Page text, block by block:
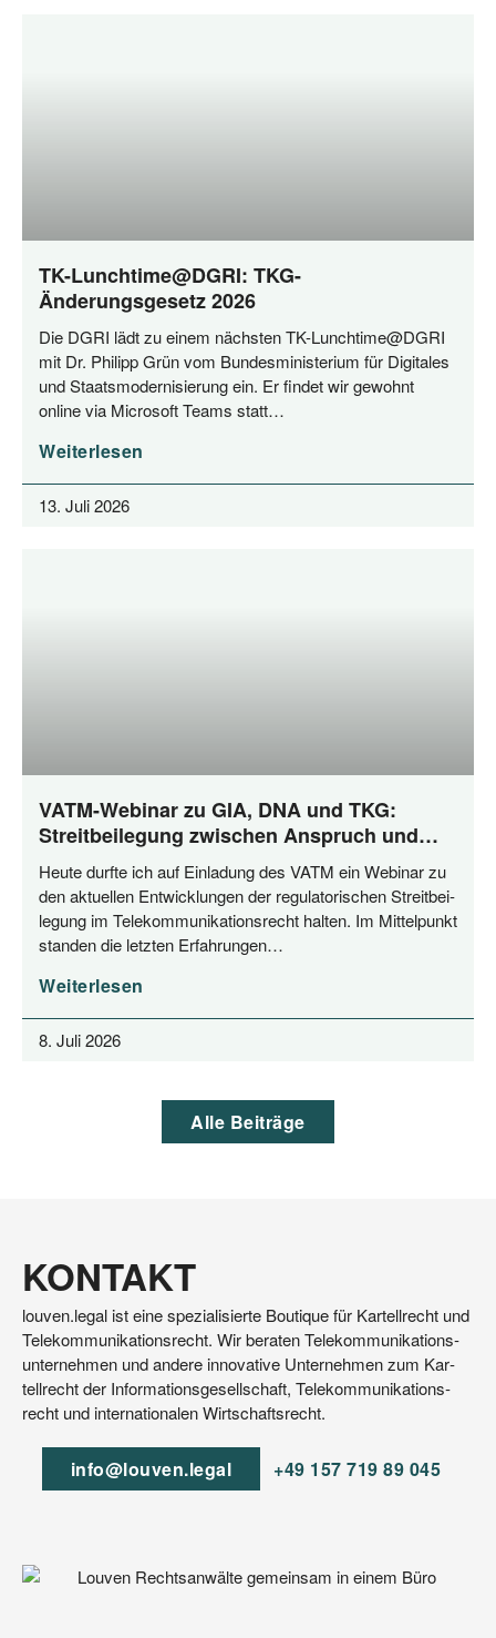
TK-Lunchtime@DGRI: TKG-
Änderungsgesetz 2026
Die DGRI lädt zu einem nächs­ten TK-Lunchtime@DGRI
mit Dr. Phil­ipp Grün vom Bun­des­mi­nis­te­ri­um für Digi­ta­les
und Staats­mo­der­ni­sie­rung ein. Er fin­det wir gewohnt
online via Micro­soft Teams statt…
Weiterlesen
13. Juli 2026
VATM-Webinar zu GIA, DNA und TKG:
Streitbeilegung zwischen Anspruch und
Praxis
Heu­te durf­te ich auf Ein­la­dung des VATM ein Web­i­nar zu
den aktu­el­len Ent­wick­lun­gen der regu­la­to­ri­schen Streit­bei­
le­gung im Tele­kom­mu­ni­ka­ti­ons­recht hal­ten. Im Mit­tel­punkt
stan­den die letz­ten Erfahrungen…
Weiterlesen
8. Juli 2026
Alle Bei­trä­ge
KONTAKT
lou​ven​.legal ist eine spe­zia­li­sier­te Bou­tique für Kar­tell­recht und
Tele­kom­mu­ni­ka­ti­ons­recht. Wir bera­ten Tele­kom­mu­ni­ka­ti­ons­
un­ter­neh­men und ande­re inno­va­ti­ve Unter­neh­men zum Kar­
tell­recht der Infor­ma­ti­ons­ge­sell­schaft, Tele­kom­mu­ni­ka­ti­ons­
recht und inter­na­tio­na­len Wirtschaftsrecht.
info@​louven.​legal +49 157 719 89 045